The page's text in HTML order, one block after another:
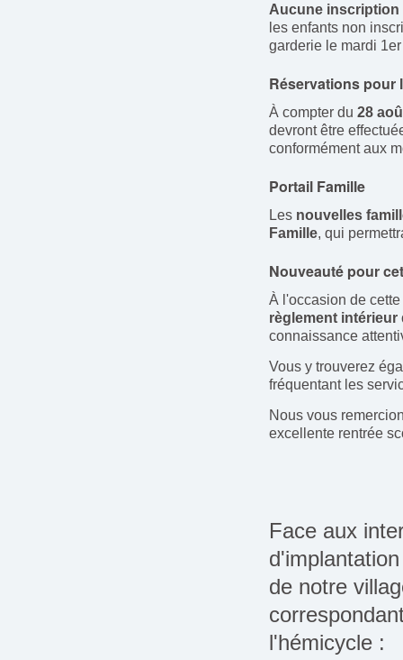
Aucune inscription
les enfants non
garderie le mardi
Réservations pour
À compter du 28
devront être
conformément aux
Portail Famille
Les nouvelles
Famille, qui
Nouveauté pour
À l'occasion de
règlement
connaissance
Vous y trouverez
fréquentant les
Nous vous
excellente rentrée
Face aux
de notre
l'hémicycle :